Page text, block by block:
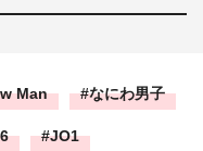
Man なにわ男子
JO1